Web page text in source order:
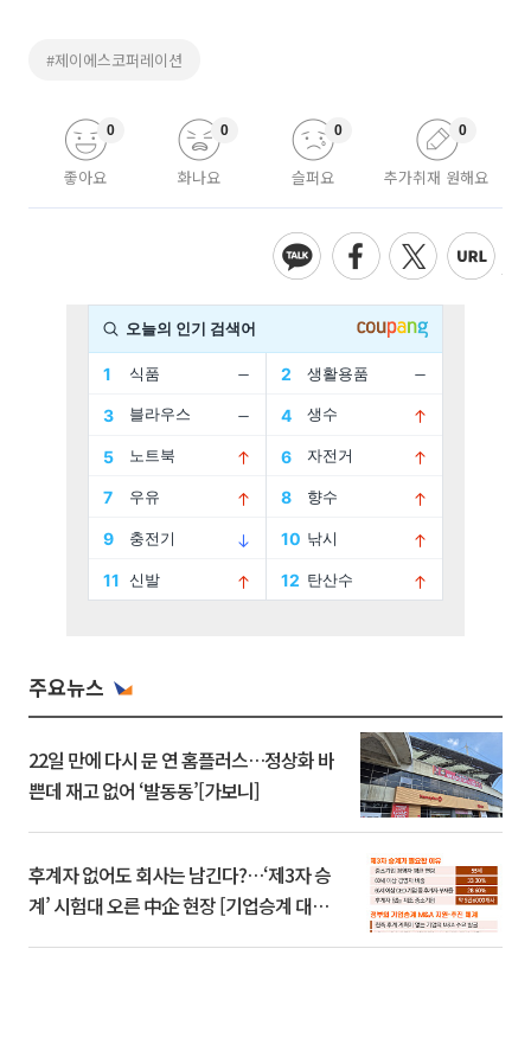
#제이에스코퍼레이션
좋아요
0
화나요
0
슬퍼요
0
추가취재 원해요
0
주요뉴스
22일 만에 다시 문 연 홈플러스…정상화 바
쁜데 재고 없어 ‘발동동’[가보니]
후계자 없어도 회사는 남긴다?…‘제3자 승
계’ 시험대 오른 中企 현장 [기업승계 대전